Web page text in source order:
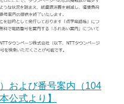
および番号案内（104
公式より】